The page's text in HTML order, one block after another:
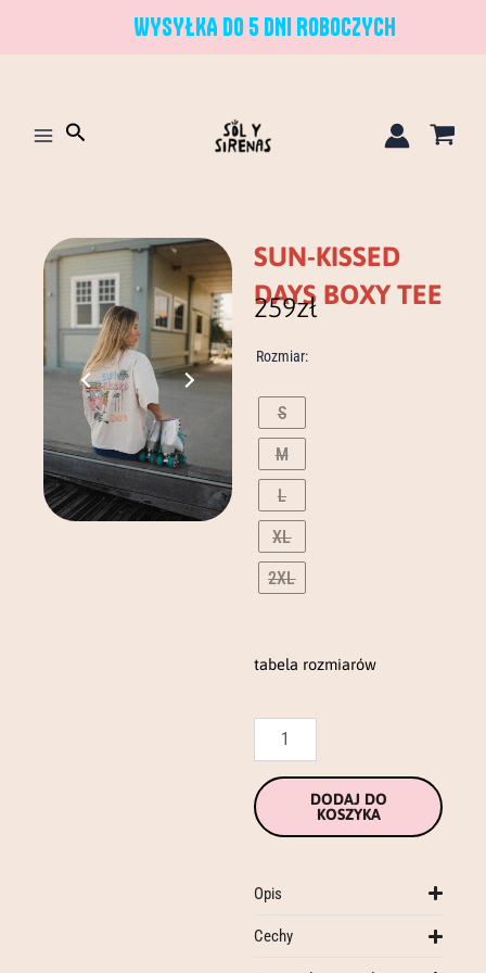
WYSYŁKA DO 5 DNI ROBOCZYCH
Szukaj
SUN-KISSED
DAYS BOXY TEE
259zł
Rozmiar:
S
M
L
XL
2XL
tabela rozmiarów
sun-
days
boxy
DODAJ DO
KOSZYKA
Opis
Cechy